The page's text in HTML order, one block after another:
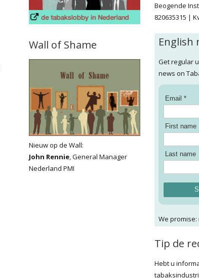
Wall of Shame
Nieuw op de Wall:
John Rennie, General Manager
Nederland PMI
Beogende
820635315 |
English
Get regular
news on
Email *
First name
Last name
We promise:
Tip de
Hebt u